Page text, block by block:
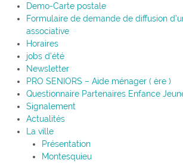
Demo-Carte postale
Formulaire de demande de diffusion
associative
Horaires
jobs d’été
Newsletter
PRO SENIORS – Aide ménager ( ère )
Questionnaire Partenaires Enfance
Signalement
Actualités
La ville
Présentation
Montesquieu